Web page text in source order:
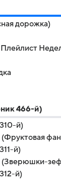
дорожка)
466-й)
й)
й)
(Зверюшки-
й)